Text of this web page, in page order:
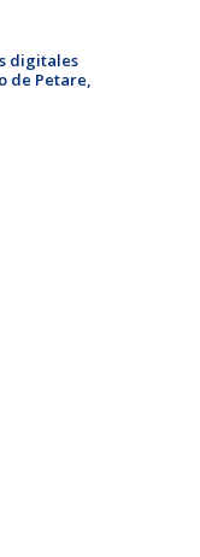
digitales
de Petare,